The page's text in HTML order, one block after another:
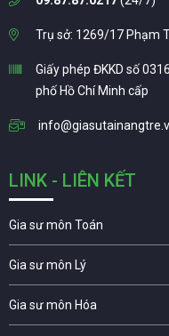
Trụ sở: 1269/17 Phạm
Giấy phép ĐKKD số
phố Hồ Chí Minh cấp
LINK - LIÊN KẾT
Gia sư môn Toán
Gia sư môn Lý
Gia sư môn Hóa